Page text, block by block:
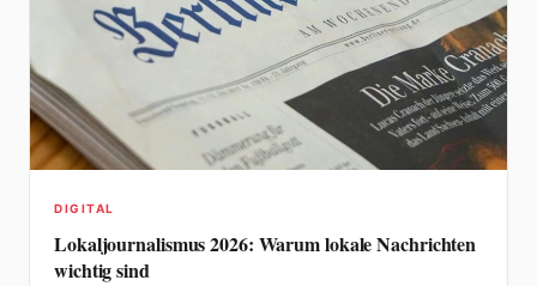
DIGITAL
Lokaljournalismus 2026: Warum lokale Nachrichten
wichtig sind